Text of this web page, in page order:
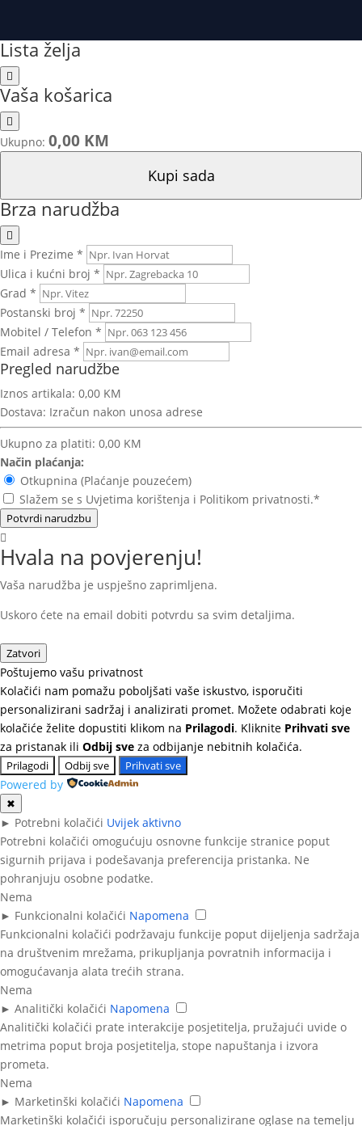
Lista želja
Vaša košarica
Ukupno: 0,00 KM
Kupi sada
Brza narudžba
Ime i Prezime *
Ulica i kućni broj *
Grad *
Postanski broj *
Mobitel / Telefon *
Email adresa *
Pregled narudžbe
Iznos artikala: 0,00 KM
Dostava: Izračun nakon unosa adrese
Ukupno za platiti: 0,00 KM
Način plaćanja:
Otkupnina (Plaćanje pouzećem)
Slažem se s Uvjetima korištenja i Politikom privatnosti.*
Potvrdi narudzbu
Hvala na povjerenju!
Vaša narudžba je uspješno zaprimljena.
Uskoro ćete na email dobiti potvrdu sa svim detaljima.
Zatvori
Poštujemo vašu privatnost
Kolačići nam pomažu poboljšati vaše iskustvo, isporučiti
personalizirani sadržaj i analizirati promet. Možete odabrati koje
kolačiće želite dopustiti klikom na Prilagodi. Kliknite Prihvati sve
za pristanak ili Odbij sve za odbijanje nebitnih kolačića.
Prilagodi Odbij sve Prihvati sve
Powered by
✖
► Potrebni kolačići Uvijek aktivno
Potrebni kolačići omogućuju osnovne funkcije stranice poput
sigurnih prijava i podešavanja preferencija pristanka. Ne
pohranjuju osobne podatke.
Nema
► Funkcionalni kolačići Napomena
Funkcionalni kolačići podržavaju funkcije poput dijeljenja sadržaja
na društvenim mrežama, prikupljanja povratnih informacija i
omogućavanja alata trećih strana.
Nema
► Analitički kolačići Napomena
Analitički kolačići prate interakcije posjetitelja, pružajući uvide o
metrima poput broja posjetitelja, stope napuštanja i izvora
prometa.
Nema
► Marketinški kolačići Napomena
Marketinški kolačići isporučuju personalizirane oglase na temelju